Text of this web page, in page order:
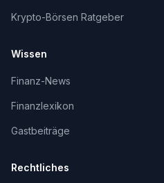
Krypto-Börsen Ratgeber
Wissen
Finanz-News
Finanzlexikon
Gastbeiträge
Rechtliches